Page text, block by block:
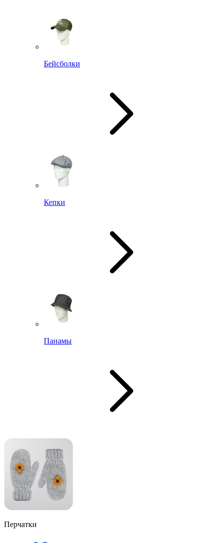
Бейсболки
Кепки
Панамы
Перчатки